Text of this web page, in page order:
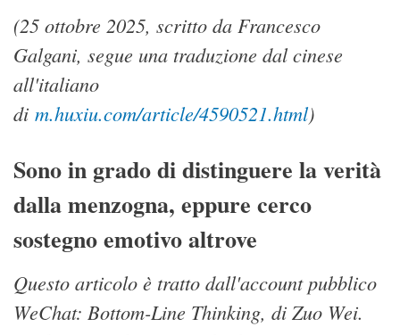
(25 ottobre 2025, scritto da Francesco
Galgani, segue una traduzione dal cinese
all'italiano
di m.huxiu.com/article/4590521.html)
Sono in grado di distinguere la verità
dalla menzogna, eppure cerco
sostegno emotivo altrove
Questo articolo è tratto dall'account pubblico
WeChat: Bottom-Line Thinking, di Zuo Wei.